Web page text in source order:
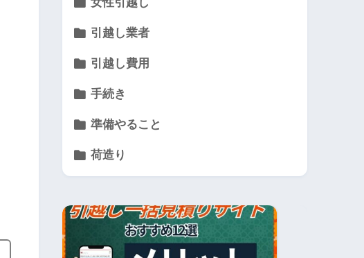
女性引越し
引越し業者
引越し費用
手続き
準備やること
荷造り